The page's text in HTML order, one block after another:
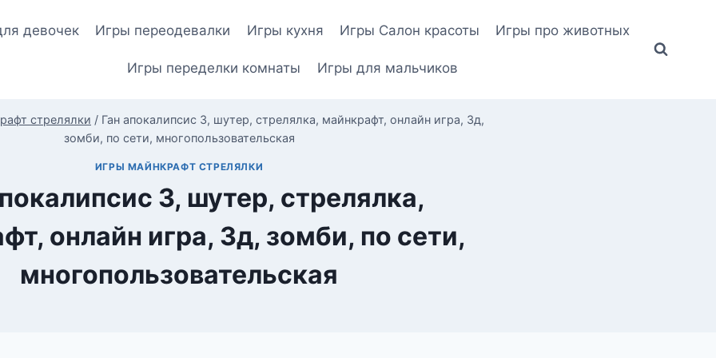
девочек Игры переодевалки Игры кухня Игры Салон красоты Игры про животных
Игры переделки комнаты Игры для мальчиков
стрелялки / Ган апокалипсис 3, шутер, стрелялка, майнкрафт, онлайн игра, 3д,
зомби, по сети, многопользовательская
ИГРЫ МАЙНКРАФТ СТРЕЛЯЛКИ
3, шутер, стрелялка,
онлайн игра, 3д, зомби, по сети,
многопользовательская